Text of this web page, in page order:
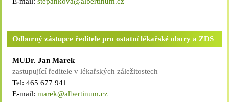
Odborný zástupce ředitele pro ostatní lékařské obory a ZDS
MUDr. Jan Marek
zastupující ředitele v lékařských záležitostech
Tel: 465 677 941
E-mail:marek@albertinum.cz